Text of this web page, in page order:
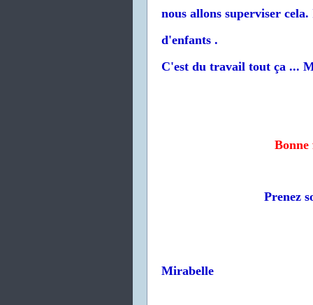
nous allons superviser
d'enfants .
C'est du travail tout ça ...
Bonne
Prenez
Mirabelle